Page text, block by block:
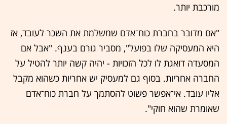
מורכבת יותר.
"אם מדובר בחברת כוח־אדם שמשלמת את השכר לעובד, אז
היא המעסיקה שלו בפועל", מסביר גורם בענף. "אבל אם
המסעדה דואגת לו לכל הזכויות - יהיה קשה יותר להטיל על
החברה אחריות. בסוף גם למעסיק יש אחריות כשהוא מקבל
אליו עובד. אי־אפשר פשוט להסתמך על חברת כוח־אדם
שאומרת שהוא חוקי".